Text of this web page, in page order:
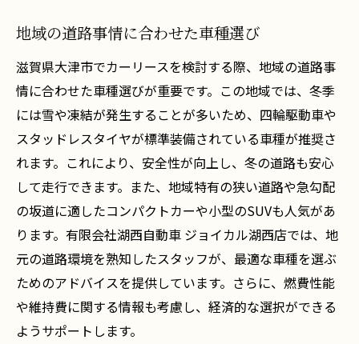
地元特有のメリットを享受する方法
地域に根ざしたサービスの提供
地元イベントに合わせたリースプラン
滋賀県大津市での交通パターンとリースの
関係
地域経済に貢献するカーリースの活用法
地元密着型アプローチの重要性
滋賀県大津市でのカーリースの基本と選び方
初めてのカーリースに最適なプラン選び
地域特性を踏まえた契約内容の理解
比較検討に役立つリース条件のポイント
安心して利用できる契約方法の提案
地域の道路事情に合わせた車種選び
滋賀県大津市でカーリースを検討する際、地域の道路事
情に合わせた車種選びが重要です。この地域では、冬季
には雪や凍結が発生することが多いため、四輪駆動車や
スタッドレスタイヤが標準装備されている車種が推奨さ
れます。これにより、安全性が向上し、冬の道路も安心
して走行できます。また、地域特有の狭い道路や急勾配
の坂道に適したコンパクトカーや小型のSUVも人気があ
ります。有限会社湖西自動車 ジョイカル湖西店では、地
元の道路環境を熟知したスタッフが、最適な車種を選ぶ
ためのアドバイスを提供しています。さらに、燃費性能
や維持費に関する情報も考慮し、経済的な選択ができる
ようサポートします。